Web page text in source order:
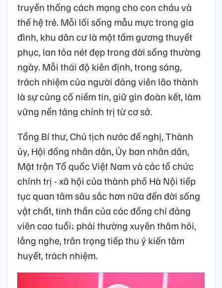
truyền thống cách mạng cho con cháu và
thế hệ trẻ. Mỗi lối sống mẫu mực trong gia
đình, khu dân cư là một tấm gương thuyết
phục, lan tỏa nét đẹp trong đời sống thường
ngày. Mỗi thái độ kiên định, trong sáng,
trách nhiệm của người đảng viên lão thành
là sự củng cố niềm tin, giữ gìn đoàn kết, làm
vững nền tảng chính trị từ cơ sở.
Tổng Bí thư, Chủ tịch nước đề nghị, Thành
ủy, Hội đồng nhân dân, Ủy ban nhân dân,
Mặt trận Tổ quốc Việt Nam và các tổ chức
chính trị - xã hội của thành phố Hà Nội tiếp
tục quan tâm sâu sắc hơn nữa đến đời sống
vật chất, tinh thần của các đồng chí đảng
viên cao tuổi; phải thường xuyên thăm hỏi,
lắng nghe, trân trọng tiếp thu ý kiến tâm
huyết, trách nhiệm.